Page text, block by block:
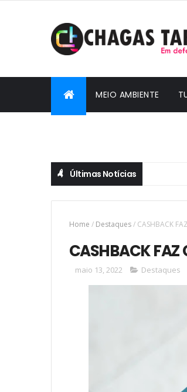
MEIO AMBIENTE
Últimas Notícias
Home / Destaques/ CASHBACK
CASHBACK FAZ
maio 13, 2022 Destaques